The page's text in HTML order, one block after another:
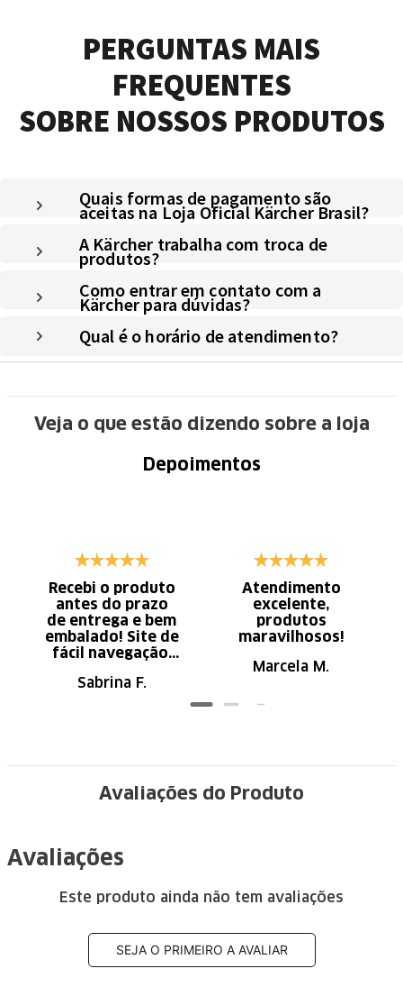
PERGUNTAS MAIS
FREQUENTES
SOBRE NOSSOS PRODUTOS
Quais formas de pagamento são
aceitas na Loja Oficial Kärcher Brasil?
A Kärcher trabalha com troca de
produtos?
Como entrar em contato com a
Kärcher para dúvidas?
Qual é o horário de atendimento?
Veja o que estão dizendo sobre a loja
Depoimentos
Recebi o produto
antes do prazo
de entrega e bem
embalado! Site de
fácil navegação.
Sabrina F.
Atendimento
excelente,
produtos
maravilhosos!
Marcela M.
Avaliações do Produto
Avaliações
Este produto ainda não tem avaliações
SEJA O PRIMEIRO A AVALIAR